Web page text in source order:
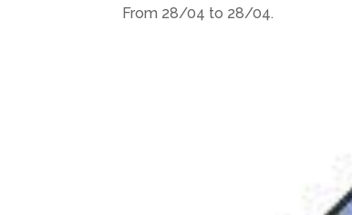
From 28/04 to 28/04.